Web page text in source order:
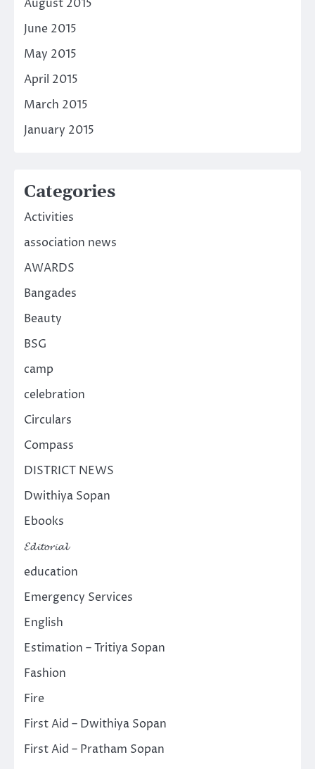
August 2015
June 2015
May 2015
April 2015
March 2015
January 2015
Categories
Activities
association news
AWARDS
Bangades
Beauty
BSG
camp
celebration
Circulars
Compass
DISTRICT NEWS
Dwithiya Sopan
Ebooks
𝓔𝓭𝓲𝓽𝓸𝓻𝓲𝓪𝓵
education
Emergency Services
English
Estimation – Tritiya Sopan
Fashion
Fire
First Aid – Dwithiya Sopan
First Aid – Pratham Sopan